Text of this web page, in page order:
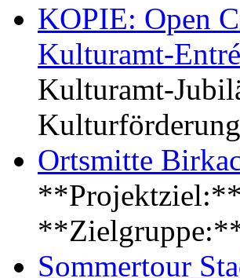
KOPIE: Open
Kulturamt-
Kulturamt-
Ortsmitte
Sommertour